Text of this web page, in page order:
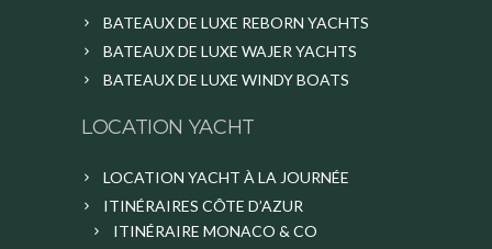
BATEAUX DE LUXE REBORN YACHTS
BATEAUX DE LUXE WAJER YACHTS
BATEAUX DE LUXE WINDY BOATS
LOCATION YACHT
LOCATION YACHT À LA JOURNÉE
ITINÉRAIRES CÔTE D’AZUR
ITINÉRAIRE MONACO & CO